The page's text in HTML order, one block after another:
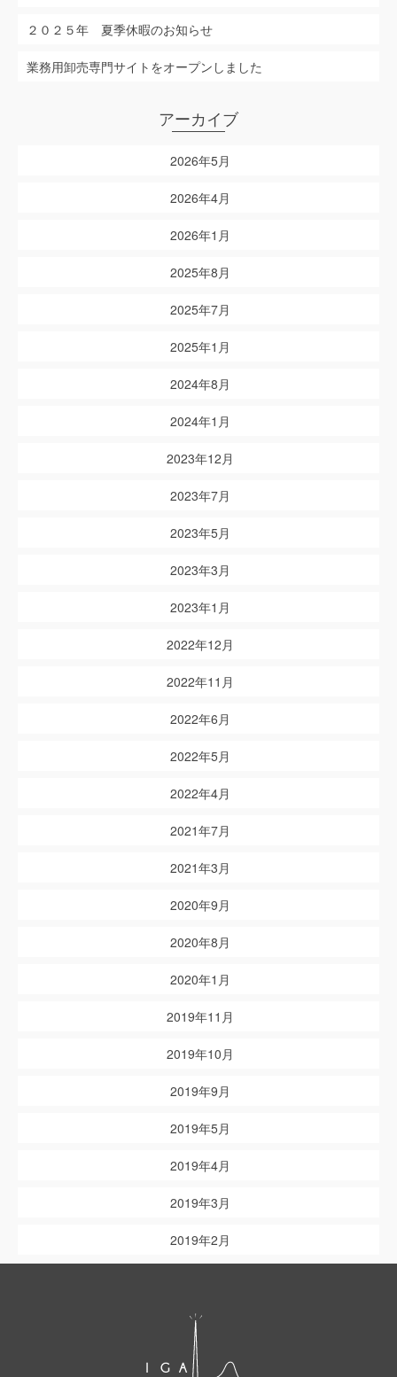
２０２５年 夏季休暇のお知らせ
業務用卸売専門サイトをオープンしました
アーカイブ
2026年5月
2026年4月
2026年1月
2025年8月
2025年7月
2025年1月
2024年8月
2024年1月
2023年12月
2023年7月
2023年5月
2023年3月
2023年1月
2022年12月
2022年11月
2022年6月
2022年5月
2022年4月
2021年7月
2021年3月
2020年9月
2020年8月
2020年1月
2019年11月
2019年10月
2019年9月
2019年5月
2019年4月
2019年3月
2019年2月